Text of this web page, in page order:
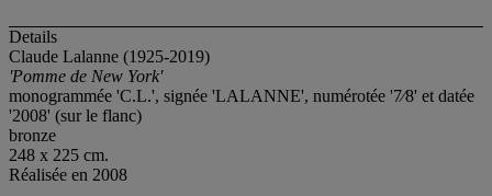
Details
Claude Lalanne (1925-2019)
'Pomme de New York'
monogrammée 'C.L.', signée 'LALANNE', numérotée '7⁄8' et datée
'2008' (sur le flanc)
bronze
248 x 225 cm.
Réalisée en 2008